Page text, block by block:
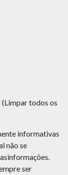
(Limpar todos os
informativas
não se
ser